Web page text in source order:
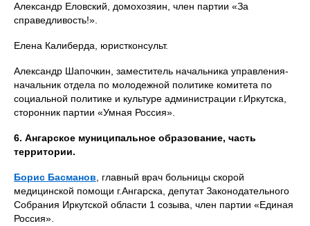
Александр Еловский, домохозяин, член партии «За
справедливость!».
Елена Калиберда, юристконсульт.
Александр Шапочкин, заместитель начальника управления-
начальник отдела по молодежной политике комитета по
социальной политике и культуре администрации г.Иркутска,
сторонник партии «Умная Россия».
6. Ангарское муниципальное образование, часть
территории.
Борис Басманов , главный врач больницы скорой
медицинской помощи г.Ангарска, депутат Законодательного
Собрания Иркутской области 1 созыва, член партии «Единая
Россия».